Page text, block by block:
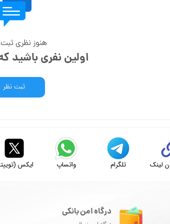
هنوز نظری
اولین نفری باشید
ثبت نظر
لینک تلگرام واتساپ ایکس
درگاه امن بانکی